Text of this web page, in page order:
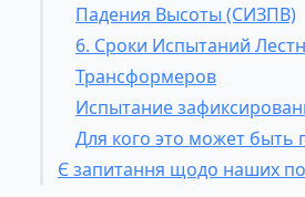
Падения Высоты (СИЗПВ)
6. Сроки Испытаний
Трансформеров
Испытание
Для кого это может быть
Є запитання щодо наших